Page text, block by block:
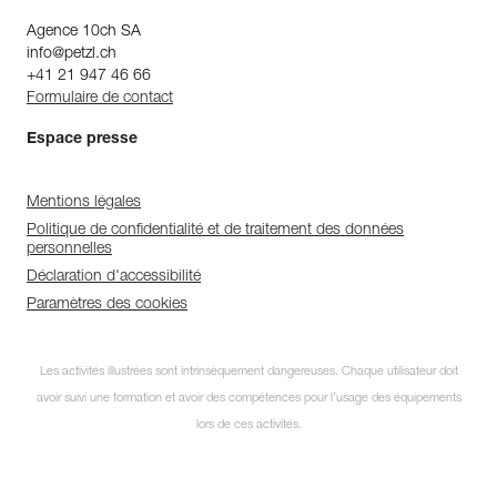
Agence 10ch SA
info@petzl.ch
+41 21 947 46 66
Formulaire de contact
Espace presse
Mentions légales
Politique de confidentialité et de traitement des données
personnelles
Déclaration d'accessibilité
Paramètres des cookies
Les activités illustrées sont intrinsèquement dangereuses. Chaque utilisateur doit
avoir suivi une formation et avoir des compétences pour l’usage des équipements
lors de ces activités.